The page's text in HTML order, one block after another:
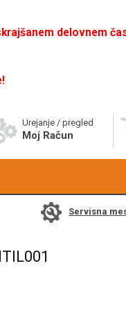
delovnem
Urejanje / pregled
Moj Račun
Servisna